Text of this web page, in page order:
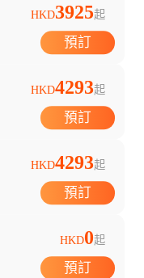
HKD3925起
預訂
HKD4293起
預訂
HKD4293起
預訂
HKD0起
預訂